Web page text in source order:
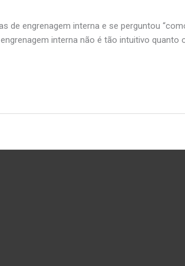
de engrenagem interna e se perguntou
interna não é tão intuitivo